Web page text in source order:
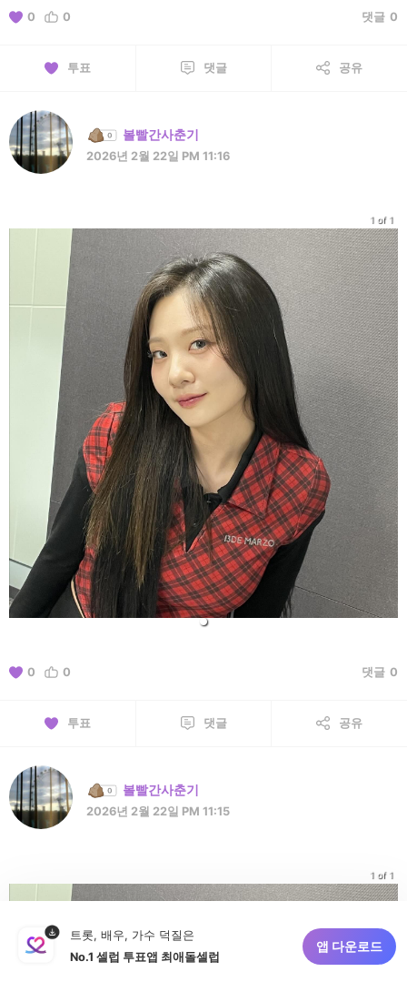
0 0 댓글 0
투표 댓글 공유
볼빨간사춘기
2026년 2월 22일 PM 11:16
1 of 1
0 0 댓글 0
투표 댓글 공유
볼빨간사춘기
2026년 2월 22일 PM 11:15
1 of 1
트롯, 배우, 가수 덕질은
No.1 셀럽 투표앱 최애돌셀럽
앱 다운로드